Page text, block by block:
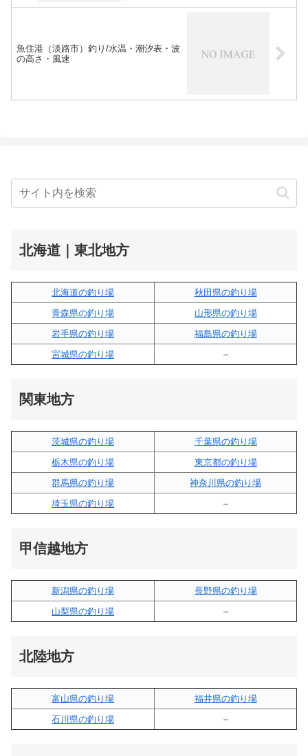
魚住港（淡路市）釣り/水温・潮汐表・波
の高さ・風速
北海道｜東北地方
北海道の釣り場
秋田県の釣り場
青森県の釣り場
山形県の釣り場
岩手県の釣り場
福島県の釣り場
宮城県の釣り場
–
関東地方
茨城県の釣り場
千葉県の釣り場
栃木県の釣り場
東京都の釣り場
群馬県の釣り場
神奈川県の釣り場
埼玉県の釣り場
–
甲信越地方
新潟県の釣り場
長野県の釣り場
山梨県の釣り場
–
北陸地方
富山県の釣り場
福井県の釣り場
石川県の釣り場
–